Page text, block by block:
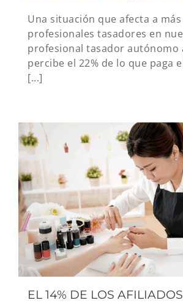
Una situación que afecta a más
profesionales tasadores en
profesional tasador autónomo
percibe el 22% de lo que paga
[...]
EL 14% DE LOS AFILIADOS